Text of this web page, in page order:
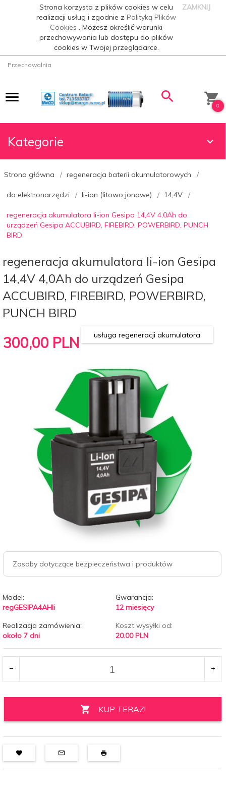
Strona korzysta z plików cookies w celu
realizacji usług i zgodnie zPolityką Plików
Cookies. Możesz określić warunki
przechowywania lub dostępu do plików
cookies w Twojej przeglądarce.
ZAMKNIJ
Przechowalnia
0
Kategorie
Strona główna regeneracja baterii akumulatorowych
do elektronarzędzi li-ion (litowo jonowe) 14,4V
regeneracja akumulatora li-ion Gesipa 14,4V 4,0Ah do
urządzeń Gesipa ACCUBIRD, FIREBIRD, POWERBIRD, PUNCH
BIRD
regeneracja akumulatora li-ion Gesipa
14,4V 4,0Ah do urządzeń Gesipa
ACCUBIRD, FIREBIRD, POWERBIRD,
PUNCH BIRD
300,00 PLN usługa regeneracji akumulatora
Zasoby dotyczące bezpieczeństwa i produktów
Model:
regGESIPA4AHli
Gwarancja:
12 miesięcy
Realizacja zamówienia:
około 7 dni
Koszt wysyłki od:
20.00 PLN
KUP TERAZ!